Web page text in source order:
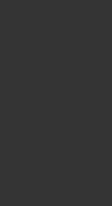
ra hình ảnh rõ ràng
tiết tuyệt vời khi làm
nội dung giải trí mới